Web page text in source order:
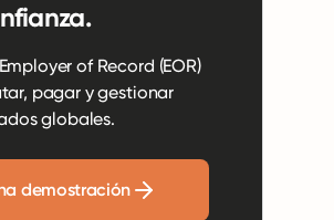
of Record (EOR)
pagar y gestionar
globales.
demostración